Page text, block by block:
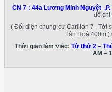
CN 7 : 44a Lương Minh Nguyệt ,P.
đồ
( Đối diện chung cư Carillon 7 , Tới
Tân Hoá 400m )
Thời gian làm việc: Từ thứ 2 –
AM –